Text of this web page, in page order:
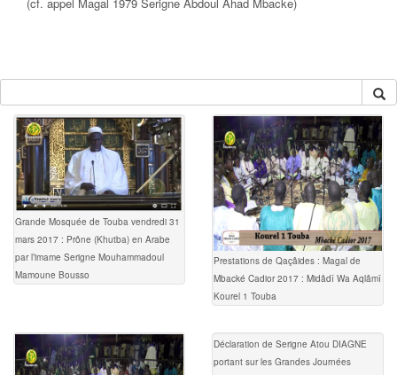
Grande Mosquée de Touba vendredi 31
mars 2017 : Prône (Khutba) en Arabe
par l’imame Serigne Mouhammadoul
Mamoune Bousso
Prestations de Qaçâides : Magal de
Mbacké Cadior 2017 : Midâdî Wa Aqlâmî
Kourel 1 Touba
Déclaration de Serigne Atou DIAGNE
portant sur les Grandes Journées